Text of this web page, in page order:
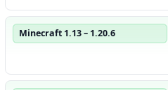
Minecraft 1.13 – 1.20.6